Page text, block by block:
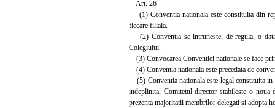
Art. 26
(1) Conventia nationala este constituita din
fiecare filiala.
(2) Conventia se intruneste, de regula, o
Colegiului.
(3) Convocarea Conventiei nationale se face
(4) Conventia nationala este precedata de
(5) Conventia nationala este legal constituita in
indeplinita, Comitetul director stabileste o noua
prezenta majoritatii membrilor delegati si adopta